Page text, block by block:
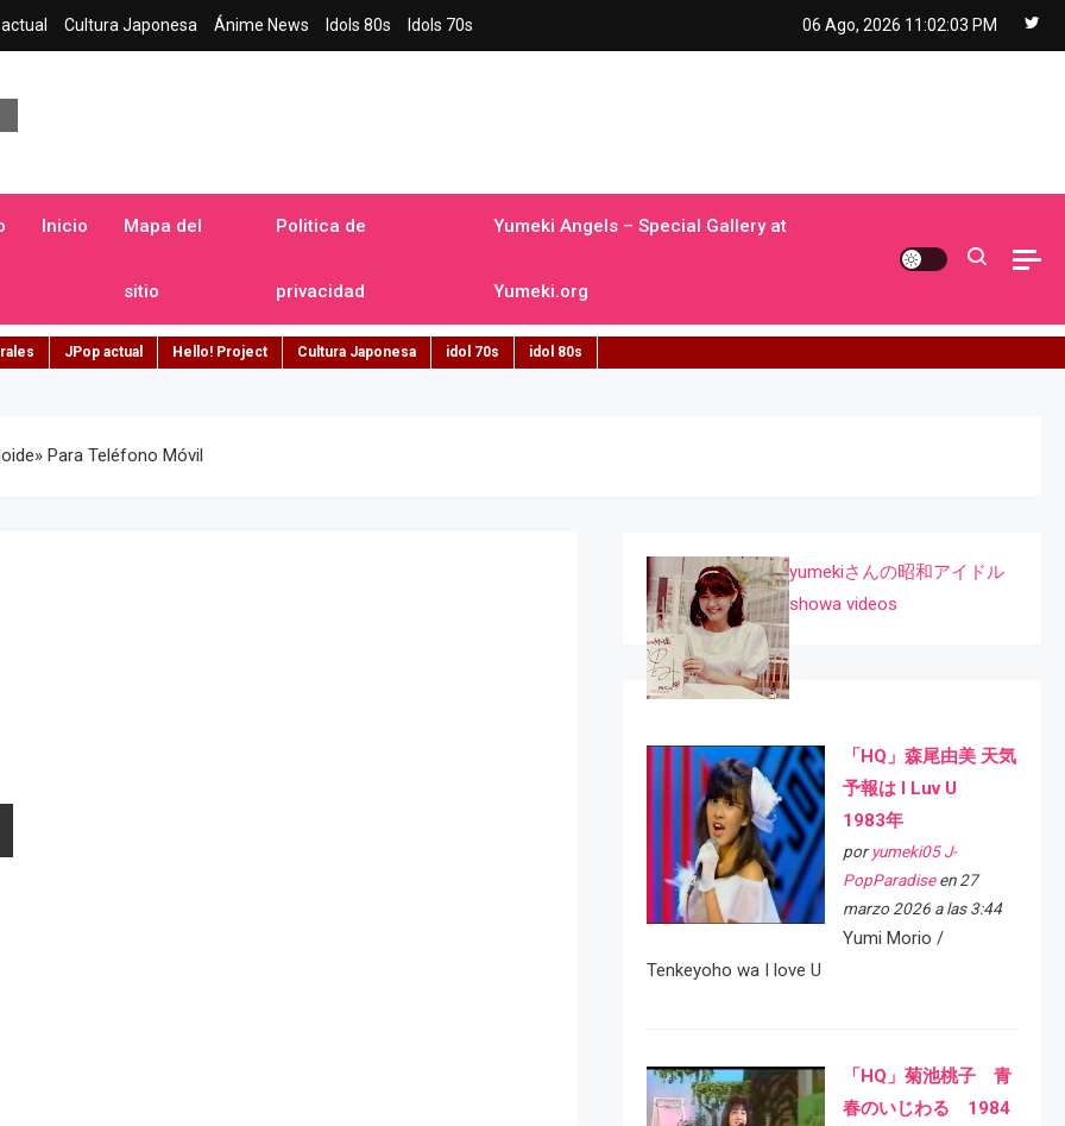
Cultura Japonesa Ánime News Idols 80s Idols 70s 06 Ago, 2026 11:02:03 PM
Inicio Mapa del
sitio
Politica de
privacidad
Yumeki Angels – Special Gallery at
Yumeki.org
JPop actual Hello! Project Cultura Japonesa idol 70s idol 80s
Para Teléfono Móvil
yumekiさんの昭和アイドル
showa videos
「HQ」森尾由美 天気
予報は I Luv U
1983年
por yumeki05 J-
PopParadiseen 27
marzo 2026 a las 3:44
Yumi Morio /
Tenkeyoho wa I love U
「HQ」菊池桃子 青
春のいじわる 1984